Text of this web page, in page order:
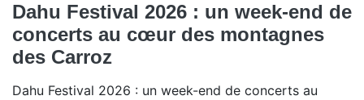
Dahu Festival 2026 : un week-end de
concerts au cœur des montagnes
des Carroz
Dahu Festival 2026 : un week-end de concerts au